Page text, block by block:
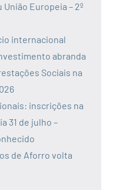
Europeia – 2º
internacional
abranda
Sociais na
inscrições na
31 de julho –
de Aforro volta